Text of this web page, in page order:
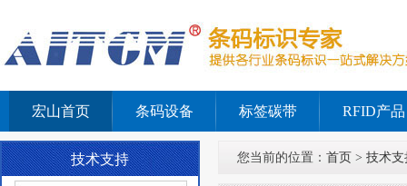
宏山首页 条码设备 标签碳带 RFID产品
技术支持 您当前的位置： 首页 > 技术支